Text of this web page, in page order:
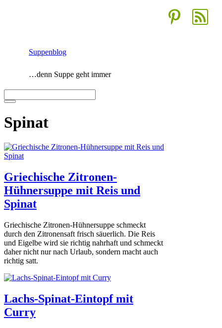
Suppenblog
…denn Suppe geht immer
Menü
Spinat
Griechische Zitronen-
Hühnersuppe mit Reis und
Spinat
Griechische Zitronen-Hühnersuppe schmeckt
durch den Zitronensaft frisch säuerlich. Die Reis
und Eigelbe wird sie richtig nahrhaft und schmeckt
daher nicht nur nach Urlaub, sondern macht auch
richtig satt.
Lachs-Spinat-Eintopf mit
Curry